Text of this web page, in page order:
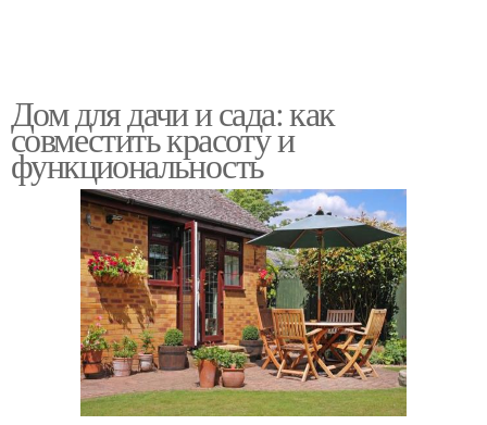
Дом для дачи и сада: как
совместить красоту и
функциональность